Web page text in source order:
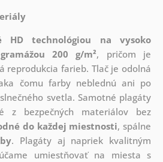
HD technológiou na vysoko
200 g/m², pričom je
reprodukcia farieb. Tlač je odolná
čomu farby neblednú ani po
svetla. Samotné plagáty
z bezpečných materiálov bez
do každej miestnosti, spálne
. Plagáty aj napriek kvalitným
umiestňovať na miesta s